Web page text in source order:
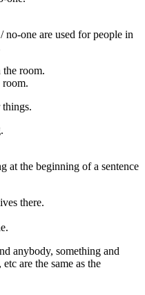
one are used for people in
room.
room.
at the beginning of a sentence
there.
anybody, something and
are the same as the